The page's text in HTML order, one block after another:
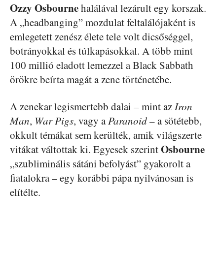
Ozzy Osbournehalálával lezárult egy korszak.
A „headbanging” mozdulat feltalálójaként is
emlegetett zenész élete tele volt dicsőséggel,
botrányokkal és túlkapásokkal. A több mint
100 millió eladott lemezzel a Black Sabbath
örökre beírta magát a zene történetébe.
A zenekar legismertebb dalai – mint azIron
Man, War Pigs, vagy aParanoid– a sötétebb,
okkult témákat sem kerülték, amik világszerte
vitákat váltottak ki. Egyesek szerintOsbourne
„szubliminális sátáni befolyást” gyakorolt a
fiatalokra – egy korábbi pápa nyilvánosan is
elítélte.